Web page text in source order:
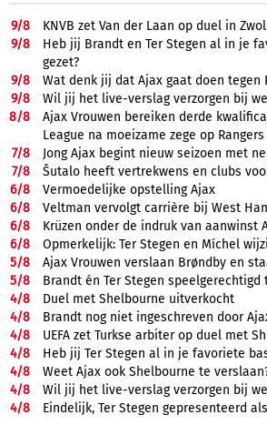
9/8
KNVB zet Van der Laan op duel in
9/8
Heb jij Brandt en Ter Stegen al in je
gezet?
9/8
Wat denk jij dat Ajax gaat doen tegen
9/8
Wil jij het live-verslag verzorgen bij
8/8
Ajax Vrouwen bereiken derde
League na moeizame zege op Rangers
7/8
Jong Ajax begint nieuw seizoen met
7/8
Šutalo heeft vertrekwens en clubs
6/8
Vermoedelijke opstelling Ajax
6/8
Veltman vervolgt carrière bij West
6/8
Krüzen onder de indruk van aanwinst
6/8
Opmerkelijk: Ter Stegen en Míchel
5/8
Ajax Vrouwen verslaan Brøndby en
5/8
Brandt én Ter Stegen speelgerechtigd
4/8
Duel met Shelbourne uitverkocht
4/8
Brandt nog niet ingeschreven door
4/8
UEFA zet Turkse arbiter op duel met
4/8
Heb jij Ter Stegen al in je favoriete
4/8
Weet Ajax ook Shelbourne te
4/8
Wil jij het live-verslag verzorgen bij
4/8 Eindelijk, Ter Stegen gepresenteerd